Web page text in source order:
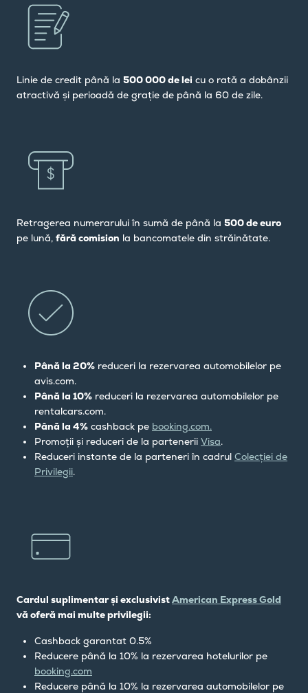
Linie de credit până la 500 000 de lei cu o rată a dobânzii
atractivă și perioadă de grație de până la 60 de zile.
Retragerea numerarului în sumă de până la 500 de euro
pe lună, fără comision la bancomatele din străinătate.
Până la 20% reduceri la rezervarea automobilelor pe
avis.com.
Până la 10% reduceri la rezervarea automobilelor pe
rentalcars.com.
Până la 4% cashback pe booking.com.
Promoții și reduceri de la partenerii Visa.
Reduceri instante de la parteneri în cadrul Colecției de
Privilegii.
Cardul suplimentar și exclusivistAmerican Express Gold
vă oferă mai multe privilegii:
Cashback garantat 0.5%
Reducere până la 10% la rezervarea hotelurilor pe
booking.com
Reducere până la 10% la rezervarea automobilelor pe